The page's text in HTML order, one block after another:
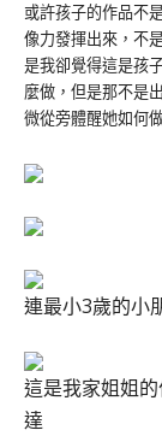
或許孩子的作品不
像力發揮出來，不
是我卻覺得這是孩
麼做，但是那不是
微從旁體醒她如何
連最小3歲的小
這是我家姐姐
達